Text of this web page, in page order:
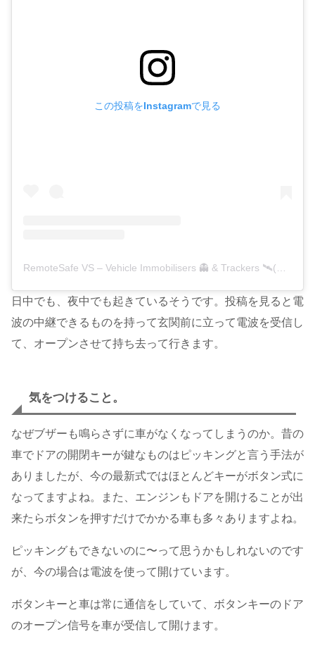
この投稿をInstagramで見る
RemoteSafe VS – Vehicle Immobilisers 👻 & Trackers 🛰️(@remotesafe)がシェアした投稿
日中でも、夜中でも起きているそうです。投稿を見ると電
波の中継できるものを持って玄関前に立って電波を受信し
て、オープンさせて持ち去って行きます。
気をつけること。
なぜブザーも鳴らさずに車がなくなってしまうのか。昔の
車でドアの開閉キーが鍵なものはピッキングと言う手法が
ありましたが、今の最新式ではほとんどキーがボタン式に
なってますよね。また、エンジンもドアを開けることが出
来たらボタンを押すだけでかかる車も多々ありますよね。
ピッキングもできないのに〜って思うかもしれないのです
が、今の場合は電波を使って開けています。
ボタンキーと車は常に通信をしていて、ボタンキーのドア
のオープン信号を車が受信して開けます。